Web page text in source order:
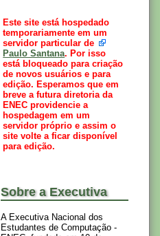
Este site está hospedado
temporariamente em um
servidor particular de
Paulo Santana. Por isso
está bloqueado para criação
de novos usuários e para
edição. Esperamos que em
breve a futura diretoria da
ENEC providencie a
hospedagem em um
servidor próprio e assim o
site volte a ficar disponível
para edição.
Sobre a Executiva
A Executiva Nacional dos
Estudantes de Computação -